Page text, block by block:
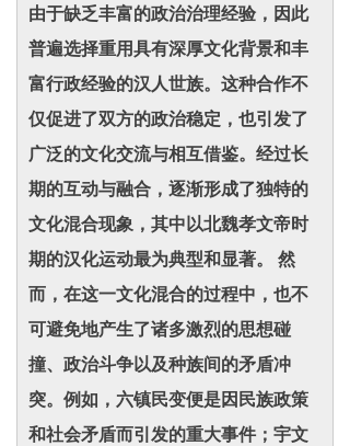
由于缺乏丰富的政治治理经验，因此
普遍选择重用具有深厚文化背景和丰
富行政经验的汉人世族。这种合作不
仅促进了双方的政治稳定，也引发了
广泛的文化交流与相互借鉴。经过长
期的互动与融合，逐渐形成了独特的
文化混合现象，其中以北魏孝文帝时
期的汉化运动最为典型和显著。 然
而，在这一文化混合的过程中，也不
可避免地产生了诸多激烈的思想碰
撞、政治斗争以及种族间的矛盾冲
突。例如，六镇民变便是因民族政策
和社会矛盾而引发的重大事件；宇文